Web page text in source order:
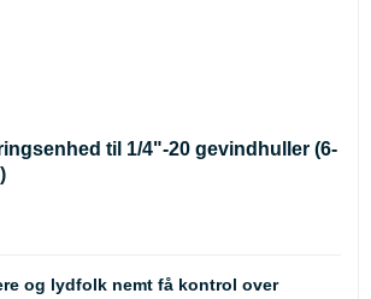
til 1/4"-20 gevindhuller (6-
og lydfolk nemt få kontrol over